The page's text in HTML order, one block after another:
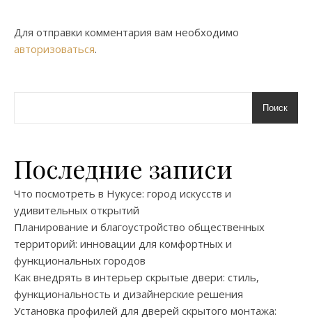
Для отправки комментария вам необходимо
авторизоваться.
Поиск
Последние записи
Что посмотреть в Нукусе: город искусств и
удивительных открытий
Планирование и благоустройство общественных
территорий: инновации для комфортных и
функциональных городов
Как внедрять в интерьер скрытые двери: стиль,
функциональность и дизайнерские решения
Установка профилей для дверей скрытого монтажа: